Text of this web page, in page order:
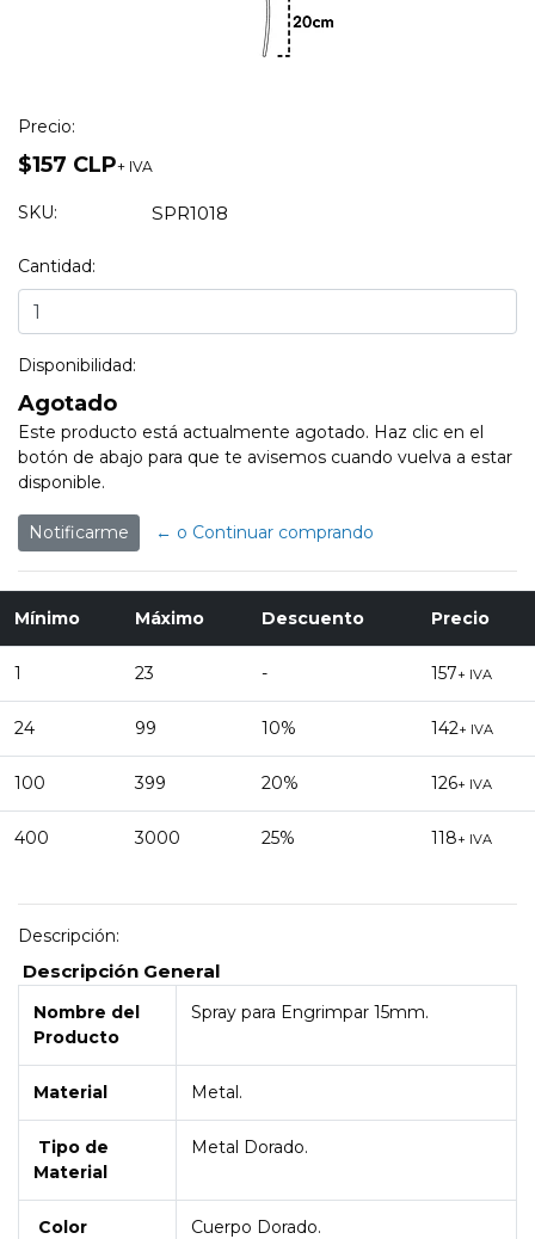
Precio:
$157 CLP+ IVA
SKU: SPR1018
Cantidad:
Disponibilidad:
Agotado
Este producto está actualmente agotado. Haz clic en el
botón de abajo para que te avisemos cuando vuelva a estar
disponible.
Notificarme ← o Continuar comprando
Mínimo Máximo Descuento Precio
1 23 - 157+ IVA
24 99 10% 142+ IVA
100 399 20% 126+ IVA
400 3000 25% 118+ IVA
Descripción:
Descripción General
Nombre del
Producto
Spray para Engrimpar 15mm.
Material Metal.
Tipo de
Material
Metal Dorado.
Color Cuerpo Dorado.